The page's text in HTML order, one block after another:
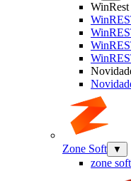
WinRest
Zone Soft ▼
zone soft